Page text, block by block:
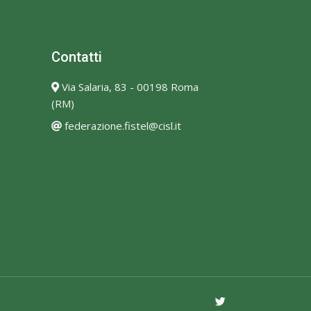
Contatti
Via Salaria, 83 - 00198 Roma
(RM)
federazione.fistel@cisl.it